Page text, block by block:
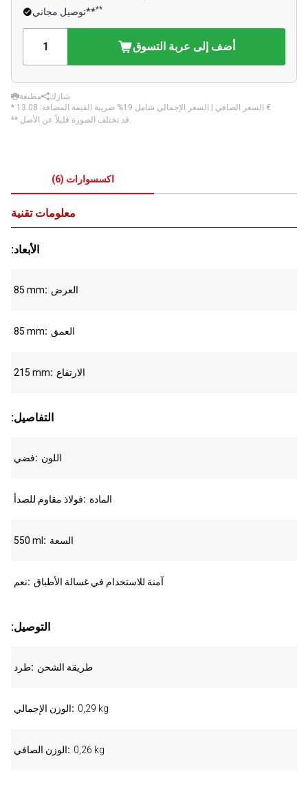
توصيل مجاني****
أضف إلى عربة التسوق
مطبعة
شارك
* السعر الصافي | السعر الإجمالي شامل 19% ضريبة القيمة المضافة: ‏13.08 €
** قد تختلف الصورة قليلاً عن الأصل.
اكسسوارات (
6
)
معلومات تقنية
:الأبعاد
85 mm العرض
85 mm العمق
215 mm الارتفاع
:التفاصيل
فضي اللون
فولاذ مقاوم للصدأ المادة
550 ml السعة
نعم آمنة للاستخدام في غسالة الأطباق
:التوصيل
طرد طريقة الشحن
الوزن الإجمالي 0,29 kg
الوزن الصافي 0,26 kg